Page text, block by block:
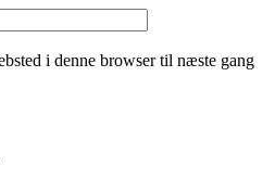
i denne browser til næste gang